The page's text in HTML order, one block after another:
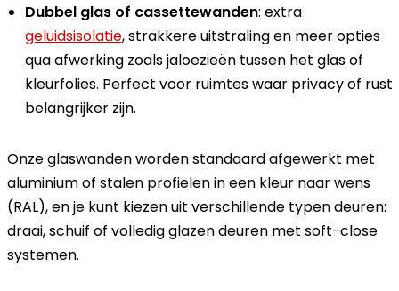
Dubbel glas of cassettewanden: extra
geluidsisolatie, strakkere uitstraling en meer opties
qua afwerking zoals jaloezieën tussen het glas of
kleurfolies. Perfect voor ruimtes waar privacy of rust
belangrijker zijn.
Onze glaswanden worden standaard afgewerkt met
aluminium of stalen profielen in een kleur naar wens
(RAL), en je kunt kiezen uit verschillende typen deuren:
draai, schuif of volledig glazen deuren met soft-close
systemen.